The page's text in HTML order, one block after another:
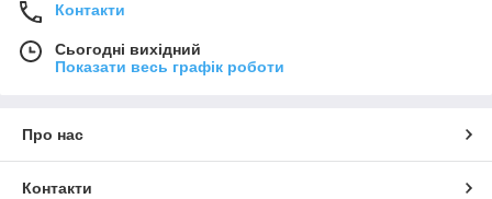
Контакти
Сьогодні вихідний
Показати весь графік роботи
Про нас
Контакти